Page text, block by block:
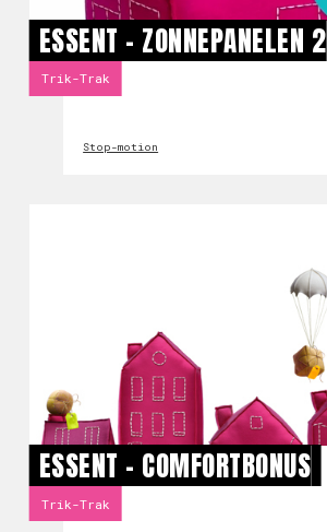
ESSENT - ZONNEPANELEN 2
Trik-Trak
Stop-motion
ESSENT - COMFORTBONUS
Trik-Trak